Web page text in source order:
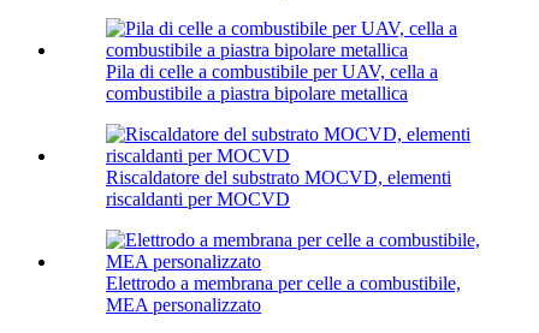
Pila di celle a combustibile per UAV, cella a
combustibile a piastra bipolare metallica
Riscaldatore del substrato MOCVD, elementi
riscaldanti per MOCVD
Elettrodo a membrana per celle a combustibile,
MEA personalizzato